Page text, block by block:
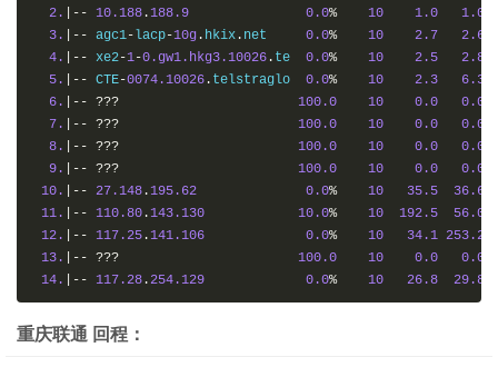
2.
|-- 10.188 . 188.9 0.0% 10 1.0
1.0
3.
|-- agc1- lacp-10g . hkix . net 0.0% 10 2.7
2.6
4.
|-- xe2-1-0.gw1.hkg3.10026 . te 0.0% 10 2.5
2.8
5.
|-- CTE-0074.10026 . telstraglo 0.0% 10 2.3
6.3
6.
|-- ??? 100.0 10 0.0
0.0
7.
|-- ??? 100.0 10 0.0
0.0
8.
|-- ??? 100.0 10 0.0
0.0
9.
|-- ??? 100.0 10 0.0
0.0
10.
|-- 27.148 . 195.62 0.0% 10 35.5
36.6
11.
|-- 110.80 . 143.130 10.0% 10 192.5
56.0
12.
|-- 117.25 . 141.106 0.0% 10 34.1 253.2
13.
|-- ??? 100.0 10 0.0
0.0
14.
|-- 117.28 .254.129 0.0% 10 26.8 29.8
重庆联通 回程：